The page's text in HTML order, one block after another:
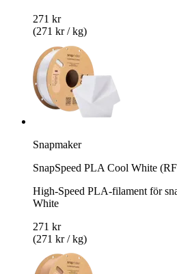
271 kr
(271 kr / kg)
Snapmaker
SnapSpeed PLA Cool White
High-Speed PLA-filament för
White
271 kr
(271 kr / kg)